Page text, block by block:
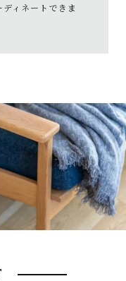
ディネートできま